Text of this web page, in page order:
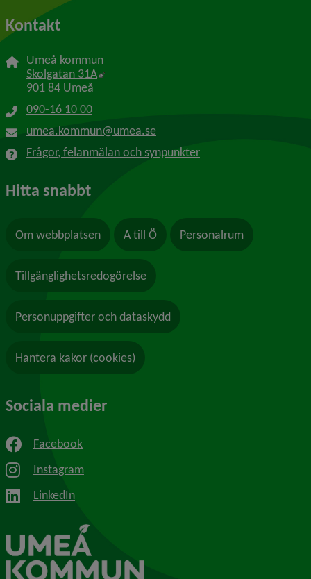
Kontakt
Umeå kommun
Skolgatan 31A Länk till annan webbplats, öppnas i nytt
901 84 Umeå
090-16 10 00
umea.kommun@umea.se
Frågor, felanmälan och synpunkter
Hitta snabbt
Om webbplatsen A till Ö Personalrum
Tillgänglighetsredogörelse
Personuppgifter och dataskydd
Hantera kakor (cookies)
Sociala medier
Facebook
Instagram
LinkedIn